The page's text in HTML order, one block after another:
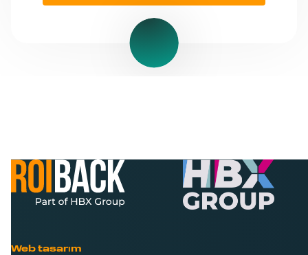
Web tasarım